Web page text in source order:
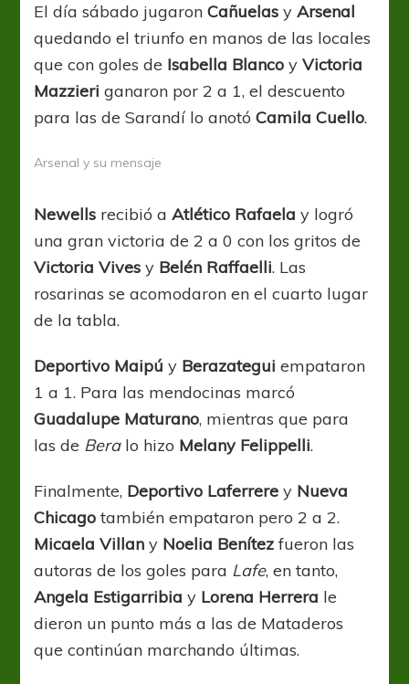
El día sábado jugaronCañuelas yArsenal
quedando el triunfo en manos de las locales
que con goles de Isabella Blanco yVictoria
Mazzieri ganaron por 2 a 1, el descuento
para las de Sarandí lo anotóCamila Cuello.
Arsenal y su mensaje
Newells recibió aAtlético Rafaela y logró
una gran victoria de 2 a 0 con los gritos de
Victoria Vives y Belén Raffaelli. Las
rosarinas se acomodaron en el cuarto lugar
de la tabla.
Deportivo Maipú y Berazategui empataron
1 a 1. Para las mendocinas marcó
Guadalupe Maturano, mientras que para
las de Beralo hizo Melany Felippelli.
Finalmente, Deportivo Laferrere y Nueva
Chicago también empataron pero 2 a 2.
Micaela Villan y Noelia Benítez fueron las
autoras de los goles para Lafe, en tanto,
Angela Estigarribia y Lorena Herrera le
dieron un punto más a las de Mataderos
que continúan marchando últimas.